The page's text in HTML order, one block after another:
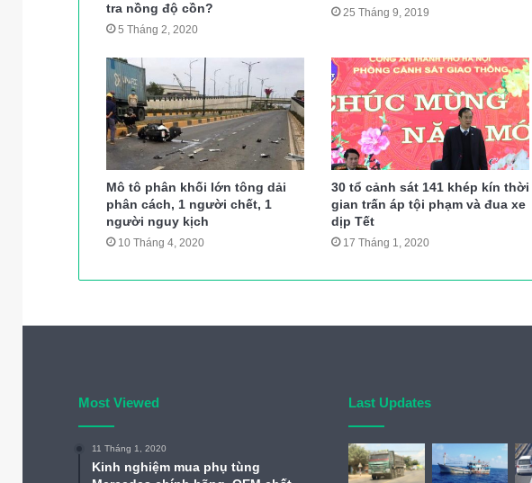
tra nồng độ cồn?
5 Tháng 2, 2020
25 Tháng 9, 2019
Mô tô phân khối lớn tông dải
phân cách, 1 người chết, 1
người nguy kịch
10 Tháng 4, 2020
30 tổ cảnh sát 141 khép kín thời
gian trấn áp tội phạm và đua xe
dịp Tết
17 Tháng 1, 2020
Most Viewed
11 Tháng 1, 2020
Kinh nghiệm mua phụ tùng
Last Updates